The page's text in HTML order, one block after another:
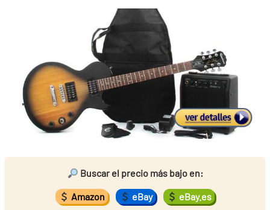
Buscar el precio más bajo en:
Amazon eBay eBay.es